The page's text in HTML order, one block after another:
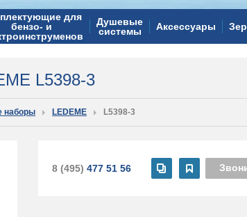
для
бензо- и
Душевые
системы
Аксессуары
L5398-3
наборы LEDEME L5398-3
8 (495) 477 51 56